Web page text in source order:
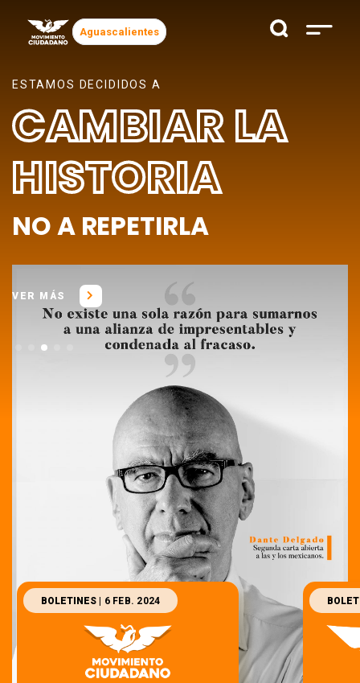
Aguascalientes
ESTAMOS DECIDIDOS A
CAMBIAR LA
HISTORIA
NO A REPETIRLA
VER MÁS
BOLETINES | 6 FEB. 2024